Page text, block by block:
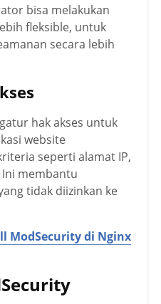
bisa melakukan
fleksible, untuk
secara lebih
hak akses untuk
website
seperti alamat IP,
membantu
tidak diizinkan ke
ModSecurity di Nginx